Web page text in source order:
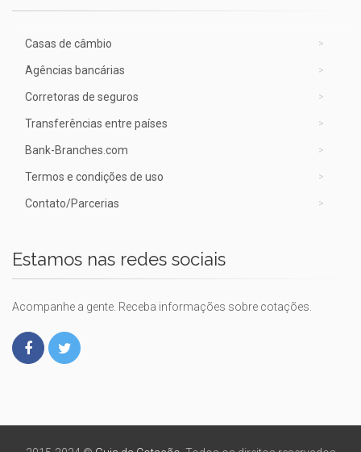
Casas de câmbio
Agências bancárias
Corretoras de seguros
Transferências entre países
Bank-Branches.com
Termos e condições de uso
Contato/Parcerias
Estamos nas redes sociais
Acompanhe a gente. Receba informações sobre cotações.